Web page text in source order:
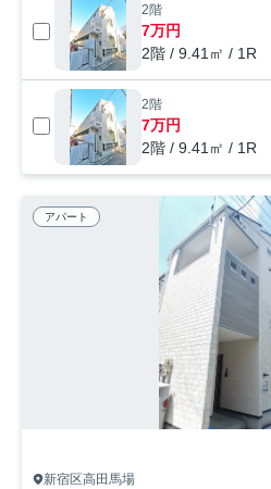
2階
7万円
2階 / 9.41㎡ / 1R
2階
7万円
2階 / 9.41㎡ / 1R
アパート
新宿区高田馬場